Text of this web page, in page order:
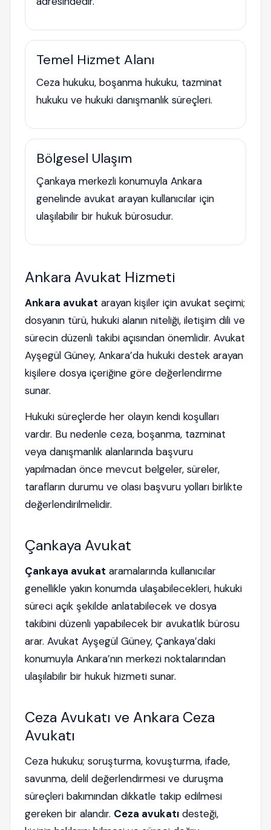
Temel Hizmet Alanı
Ceza hukuku, boşanma hukuku, tazminat
hukuku ve hukuki danışmanlık süreçleri.
Bölgesel Ulaşım
Çankaya merkezli konumuyla Ankara
genelinde avukat arayan kullanıcılar için
ulaşılabilir bir hukuk bürosudur.
Ankara Avukat Hizmeti
Ankara avukat arayan kişiler için avukat seçimi;
dosyanın türü, hukuki alanın niteliği, iletişim dili ve
sürecin düzenli takibi açısından önemlidir. Avukat
Ayşegül Güney, Ankara’da hukuki destek arayan
kişilere dosya içeriğine göre değerlendirme
sunar.
Hukuki süreçlerde her olayın kendi koşulları
vardır. Bu nedenle ceza, boşanma, tazminat
veya danışmanlık alanlarında başvuru
yapılmadan önce mevcut belgeler, süreler,
tarafların durumu ve olası başvuru yolları birlikte
değerlendirilmelidir.
Çankaya Avukat
Çankaya avukat aramalarında kullanıcılar
genellikle yakın konumda ulaşabilecekleri, hukuki
süreci açık şekilde anlatabilecek ve dosya
takibini düzenli yapabilecek bir avukatlık bürosu
arar. Avukat Ayşegül Güney, Çankaya’daki
konumuyla Ankara’nın merkezi noktalarından
ulaşılabilir bir hukuk hizmeti sunar.
Ceza Avukatı ve Ankara Ceza
Avukatı
Ceza hukuku; soruşturma, kovuşturma, ifade,
savunma, delil değerlendirmesi ve duruşma
süreçleri bakımından dikkatle takip edilmesi
gereken bir alandır. Ceza avukatı desteği,